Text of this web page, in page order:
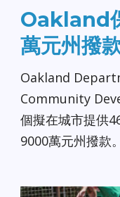
Oakland
萬元州撥
Oakland
Community
個擬在城市提供
9000萬元州撥款。